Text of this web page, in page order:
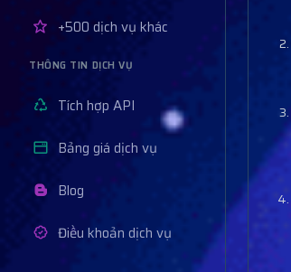
+500 dịch vụ khác
THÔNG TIN DỊCH VỤ
Tích hợp API
Bảng giá dịch vụ
Blog
Điều khoản dịch vụ